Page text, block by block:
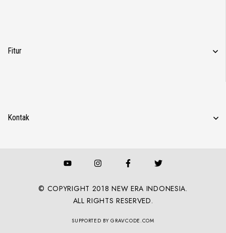
Fitur
Kontak
© COPYRIGHT 2018 NEW ERA INDONESIA.
ALL RIGHTS RESERVED.
SUPPORTED BY GRAVCODE.COM